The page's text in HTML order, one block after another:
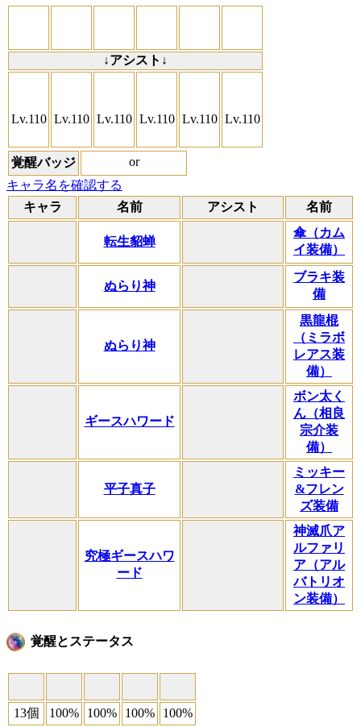
↓アシスト↓
Lv.110 Lv.110 Lv.110 Lv.110 Lv.110 Lv.110
覚醒バッジ
or
キャラ名を確認する
キャラ
名前 アシスト 名前
転生貂蝉
傘（カム
イ装備）
ぬらり神
ブラキ装
備
ぬらり神
黒龍棍
（ミラボ
レアス装
備）
ギースハワード
ボン太く
ん（相良
宗介装
備）
平子真子
ミッキー
&フレン
ズ装備
究極ギースハワ
ード
神滅爪ア
ルファリ
ア（アル
バトリオ
ン装備）
覚醒とステータス
13個 100% 100% 100% 100%